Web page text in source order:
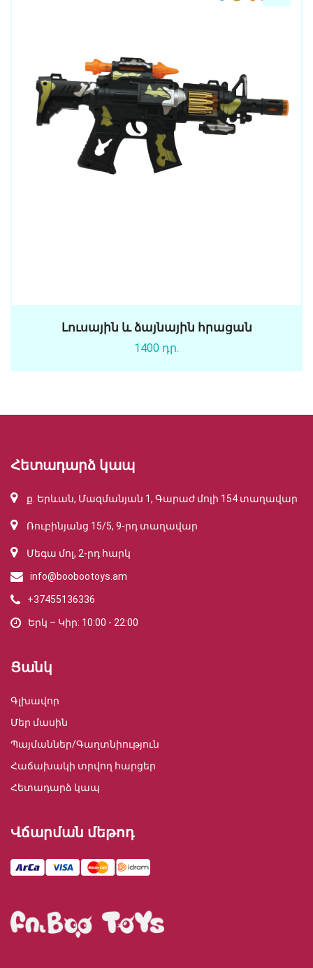
Լուսային և ձայնային հրացան
1400 դր.
Հետադարձ կապ
ք. Երևան, Մազմանյան 1, Գարաժ մոլի 154 տաղավար
Ռուբինյանց 15/5, 9-րդ տաղավար
Մեգա մոլ, 2-րդ հարկ
info@boobootoys.am
+37455136336
Երկ – Կիր: 10:00 - 22:00
Ցանկ
Գլխավոր
Մեր մասին
Պայմաններ/Գաղտնիություն
Հաճախակի տրվող հարցեր
Հետադարձ կապ
Վճարման մեթոդ